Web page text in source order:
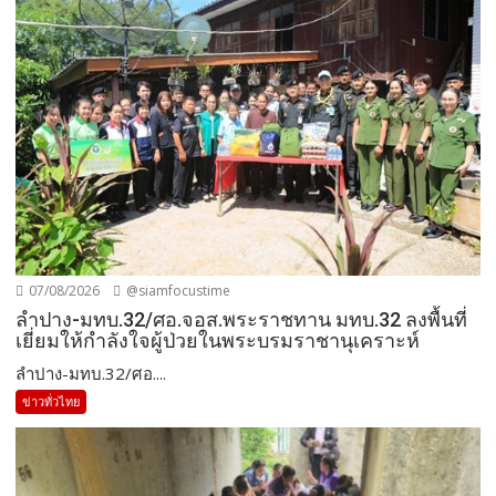
07/08/2026 @siamfocustime
ลำปาง-มทบ.32/ศอ.จอส.พระราชทาน มทบ.32 ลงพื้นที่
เยี่ยมให้กำลังใจผู้ป่วยในพระบรมราชานุเคราะห์
ลำปาง-มทบ.32/ศอ....
ข่าวทั่วไทย